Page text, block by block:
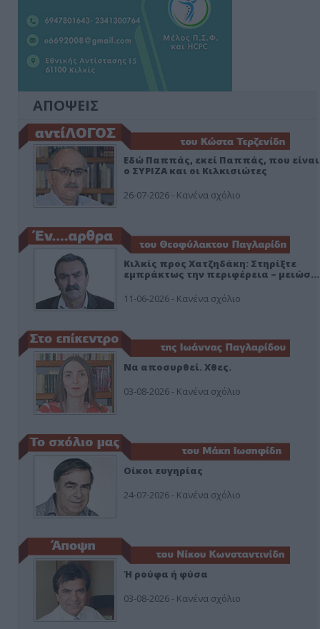
ΑΠΟΨΕΙΣ
Εδώ Παππάς, εκεί Παππάς, που είναι
ο ΣΥΡΙΖΑ και οι Κιλκισιώτες
26-07-2026 - Κανένα σχόλιο
Κιλκίς προς Χατζηδάκη: Στηρίξτε
εμπράκτως την περιφέρεια – μειώσ…
11-06-2026 - Κανένα σχόλιο
Να αποσυρθεί. Χθες.
03-08-2026 - Κανένα σχόλιο
Οίκοι ευγηρίας
24-07-2026 - Κανένα σχόλιο
Ή ρούφα ή φύσα
03-08-2026 - Κανένα σχόλιο